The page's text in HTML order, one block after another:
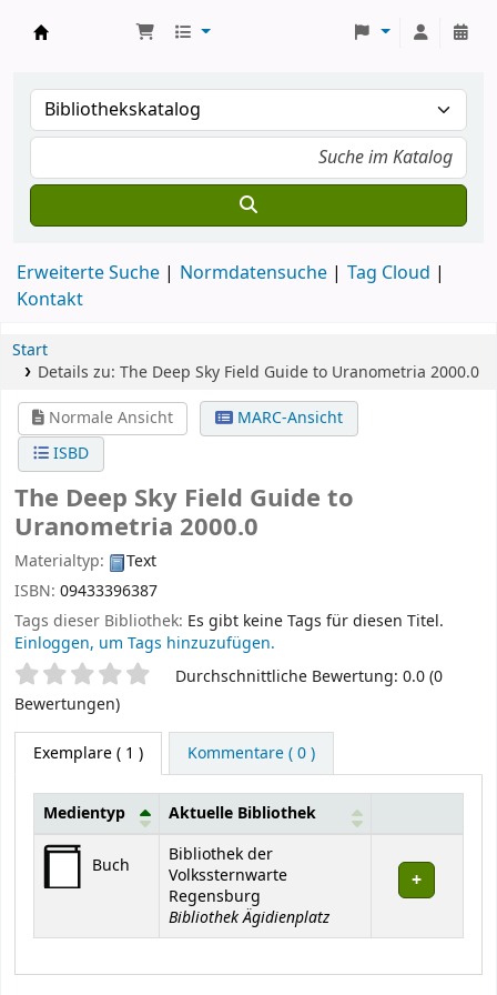
Erweiterte Suche Normdatensuche
Tag Cloud
Kontakt
Start
Details zu: The Deep Sky Field Guide to Uranometria 2000.0
Normale Ansicht
MARC-Ansicht
ISBD
The Deep Sky Field Guide to
Uranometria 2000.0
Materialtyp:
Text
ISBN: 09433396387
Tags dieser Bibliothek: Es gibt keine Tags für diesen Titel.
Einloggen, um Tags hinzuzufügen.
SternchenbewertungDurchschnittliche Bewertung: 0.0 (0
Bewertungen)
Exemplare( 1 ) Kommentare ( 0 )
Exemplare
Medientyp Aktuelle Bibliothek
Buch
Bibliothek der
Volkssternwarte
Regensburg
Bibliothek Ägidienplatz